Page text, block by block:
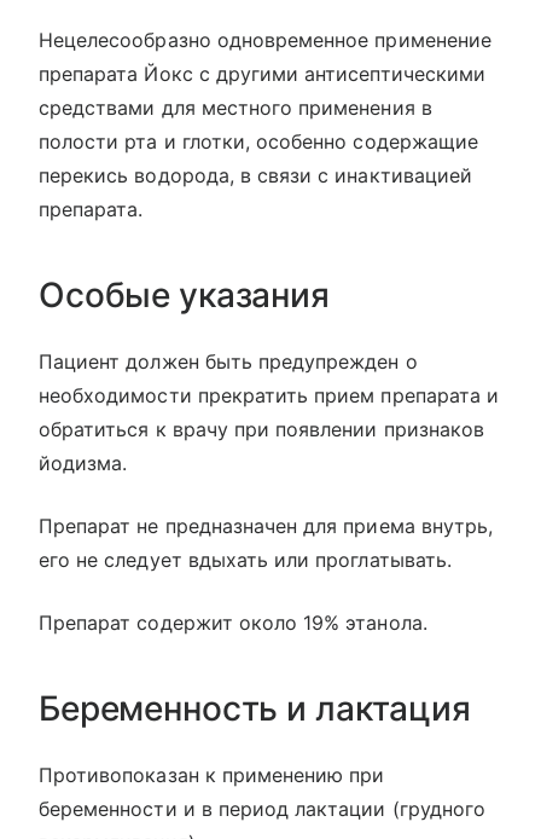
Нецелесообразно одновременное применение
препарата Йокс с другими антисептическими
средствами для местного применения в
полости рта и глотки, особенно содержащие
перекись водорода, в связи с инактивацией
препарата.
Особые указания
Пациент должен быть предупрежден о
необходимости прекратить прием препарата и
обратиться к врачу при появлении признаков
йодизма.
Препарат не предназначен для приема внутрь,
его не следует вдыхать или проглатывать.
Препарат содержит около 19% этанола.
Беременность и лактация
Противопоказан к применению при
беременности и в период лактации (грудного